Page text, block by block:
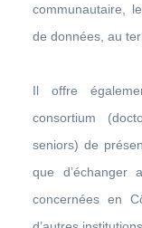
communautaire,
de données, au
Il offre
consortium
seniors) de
que d’échanger
concernées en